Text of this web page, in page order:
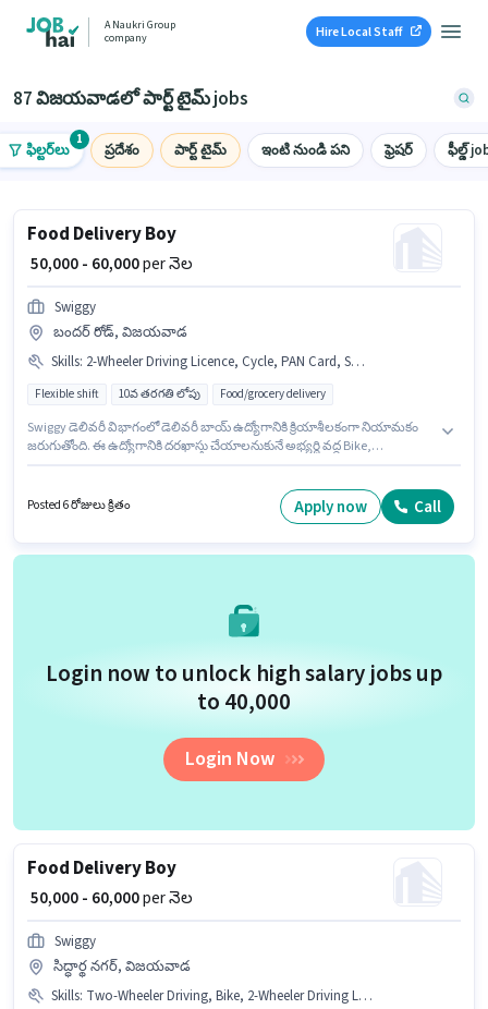
A Naukri Group
company
Hire Local Staff
87 విజయవాడలో పార్ట్ టైమ్ jobs
ఫిల్టర్‌లు
1
ప్రదేశం పార్ట్ టైమ్ ఇంటి నుండి పని ఫ్రెషర్ ఫీల్డ్
Food Delivery Boy
₹ 50,000 - 60,000per నెల
Swiggy
బందర్ రోడ్, విజయవాడ
Skills: 2-Wheeler Driving Licence, Cycle, PAN Card, Smartphone, RC, Bank Account, Aadhar Card, Two-Wheeler Driving, Bike
Flexible shift 10వ తరగతి లోపు Food/grocery delivery
Swiggy డెలివరీ విభాగంలో డెలివరీ బాయ్ ఉద్యోగానికి క్రియాశీలకంగా నియామకం
జరుగుతోంది. ఈ ఉద్యోగానికి దరఖాస్తు చేయాలనుకునే అభ్యర్థి వద్ద Bike,
ఈ ఉద్యోగానికి అప్లై చేసుకోవచ్చు. ఈ ఉద్యోగానికి ముఖ్యమైన డాక్యుమెంట్లు PAN
Card, RC, Aadhar Card, 2-Wheeler Driving Licence, Bank Account
Posted 6 రోజులు క్రితం Apply now Call
Login now to unlock high salary jobs up
to ₹40,000
Login Now
Food Delivery Boy
₹ 50,000 - 60,000per నెల
Swiggy
సిద్ధార్థ నగర్, విజయవాడ
Skills: Two-Wheeler Driving, Bike, 2-Wheeler Driving Licence, Smartphone, PAN Card, Aadhar Card, Cycle, RC, Bank Account